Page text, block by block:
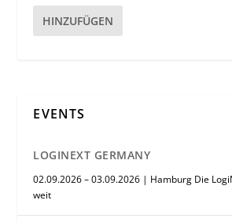
HINZUFÜGEN
EVENTS
LOGINEXT GERMANY
02.09.2026 – 03.09.2026 | Hamburg Die
weit